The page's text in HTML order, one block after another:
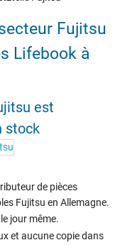
Fujitsu
Lifebook à
est
stock
de pièces
Fujitsu en Allemagne.
jour même.
et aucune copie dans